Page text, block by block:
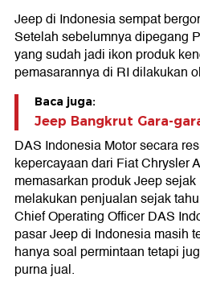
Jeep di Indonesia sempat
Setelah sebelumnya dipegang
yang sudah jadi ikon produk
pemasarannya di RI dilakukan
Baca juga:
Jeep Bangkrut Gara-
DAS Indonesia Motor secara
kepercayaan dari Fiat Chrysler
memasarkan produk Jeep
melakukan penjualan sejak
Chief Operating Officer DAS
pasar Jeep di Indonesia masih
hanya soal permintaan tetapi
purna jual.